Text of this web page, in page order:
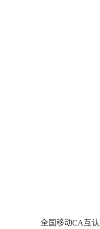
全国移动CA互